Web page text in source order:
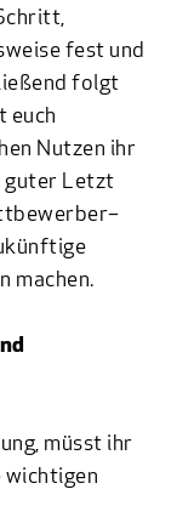
fest und
folgt
euch
Nutzen ihr
guter Letzt
machen.
müsst ihr
wichtigen